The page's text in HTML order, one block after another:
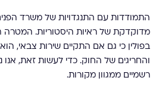
התמודדות עם התנגדויות של משרד
מדוקדקת של ראיות היסטוריות. המטרה
בפולין כי גם אם התקיים שירות צבאי,
והחריגים של החוק. כדי לעשות זאת,
רשמיים ממגוון מקורות.